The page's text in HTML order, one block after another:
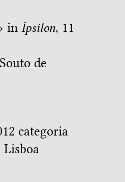
in Ípsilon, 11
de
categoria